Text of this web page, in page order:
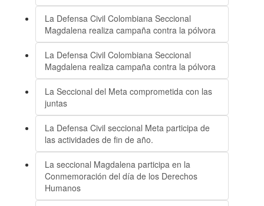
La Defensa Civil Colombiana Seccional
Magdalena realiza campaña contra la pólvora
La Defensa Civil Colombiana Seccional
Magdalena realiza campaña contra la pólvora
La Seccional del Meta comprometida con las
juntas
La Defensa Civil seccional Meta participa de
las actividades de fin de año.
La seccional Magdalena participa en la
Conmemoración del día de los Derechos
Humanos